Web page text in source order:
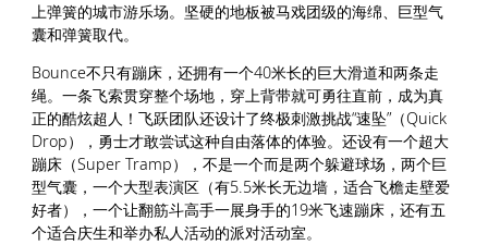
上弹簧的城市游乐场。坚硬的地板被马戏团级的海绵、巨型气
囊和弹簧取代。
Bounce不只有蹦床，还拥有一个40米长的巨大滑道和两条走
绳。一条飞索贯穿整个场地，穿上背带就可勇往直前，成为真
正的酷炫超人！飞跃团队还设计了终极刺激挑战“速坠”（Quick
Drop），勇士才敢尝试这种自由落体的体验。还设有一个超大
蹦床（Super Tramp），不是一个而是两个躲避球场，两个巨
型气囊，一个大型表演区（有5.5米长无边墙，适合飞檐走壁爱
好者），一个让翻筋斗高手一展身手的19米飞速蹦床，还有五
个适合庆生和举办私人活动的派对活动室。